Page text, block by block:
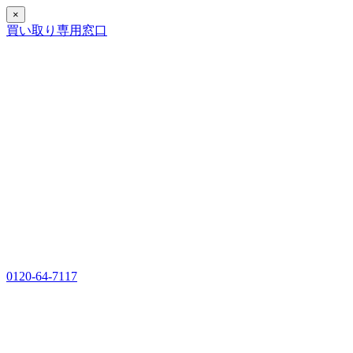
×
買い取り専用窓口
0120-64-7117